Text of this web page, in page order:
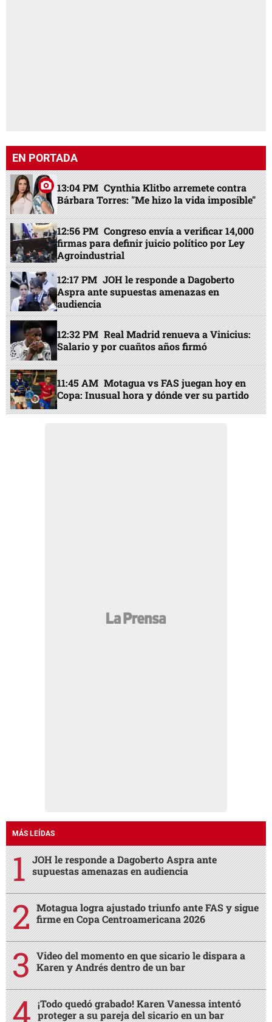
EN PORTADA
13:04 PM Cynthia Klitbo arremete contra
Bárbara Torres: "Me hizo la vida imposible"
12:56 PM Congreso envía a verificar 14,000
firmas para definir juicio político por Ley
Agroindustrial
12:17 PM JOH le responde a Dagoberto
Aspra ante supuestas amenazas en
audiencia
12:32 PM Real Madrid renueva a Vinicius:
Salario y por cuañtos años firmó
11:45 AM Motagua vs FAS juegan hoy en
Copa: Inusual hora y dónde ver su partido
MÁS LEÍDAS
JOH le responde a Dagoberto Aspra ante
supuestas amenazas en audiencia
Motagua logra ajustado triunfo ante FAS y sigue
firme en Copa Centroamericana 2026
Video del momento en que sicario le dispara a
Karen y Andrés dentro de un bar
¡Todo quedó grabado! Karen Vanessa intentó
proteger a su pareja del sicario en un bar